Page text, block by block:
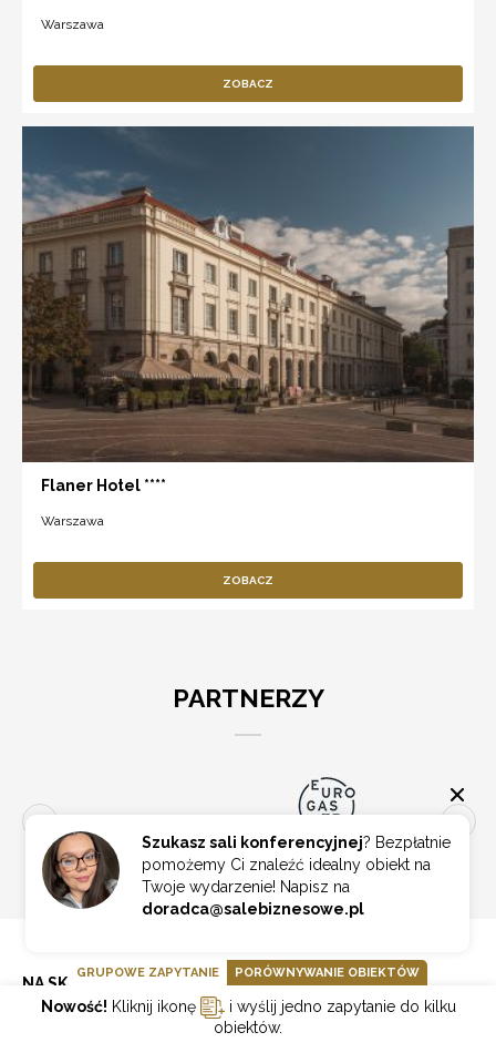
Warszawa
ZOBACZ
Flaner Hotel ****
Warszawa
ZOBACZ
PARTNERZY
Szukasz sali konferencyjnej? Bezpłatnie
pomożemy Ci znaleźć idealny obiekt na
Twoje wydarzenie! Napisz na
doradca@salebiznesowe.pl
NA SKRÓTY
GRUPOWE ZAPYTANIE PORÓWNYWANIE OBIEKTÓW
Nowość! Kliknij ikonę
i wyślij jedno zapytanie do kilku
obiektów.